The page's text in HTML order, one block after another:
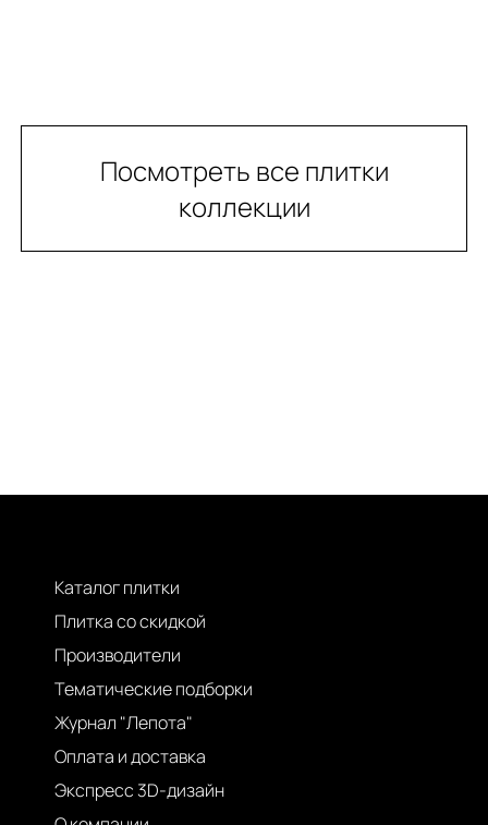
Посмотреть все плитки
коллекции
Каталог плитки
Плитка со скидкой
Производители
Тематические подборки
Журнал "Лепота"
Оплата и доставка
Экспресс 3D-дизайн